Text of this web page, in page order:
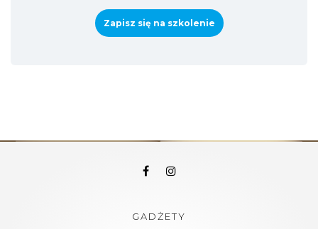
Zapisz się na szkolenie
GADŻETY